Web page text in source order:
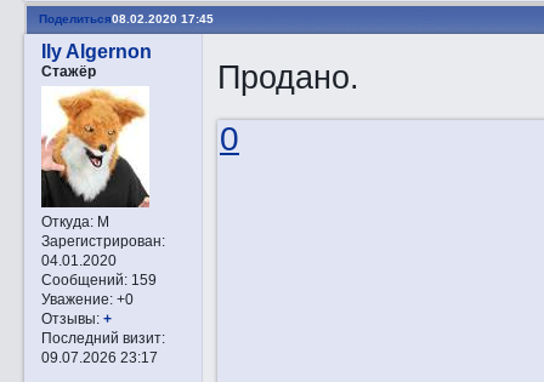
Поделиться08.02.2020 17:45
Ily Algernon
Стажёр
Откуда:М
Зарегистрирован:
04.01.2020
Сообщений:159
Уважение: +0
Отзывы: +
Последний визит:
09.07.2026 23:17
Продано.
0